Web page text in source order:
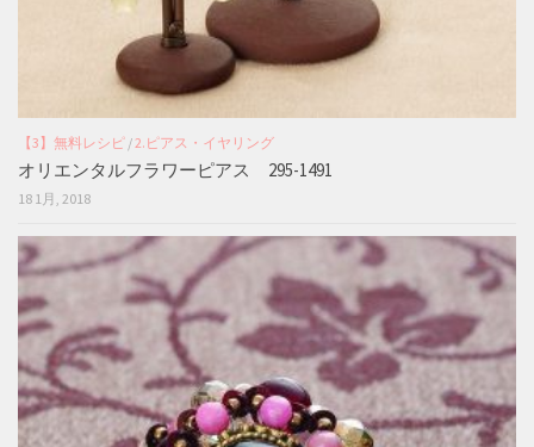
【3】無料レシピ /2.ピアス・イヤリング
オリエンタルフラワーピアス 295-1491
18 1月, 2018